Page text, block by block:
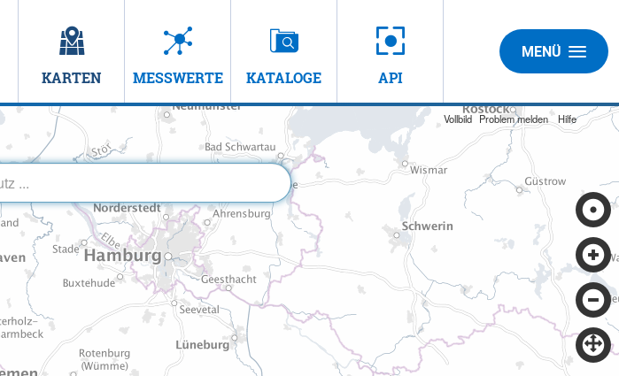
KARTEN MESSWERTE KATALOGE API
MENÜ